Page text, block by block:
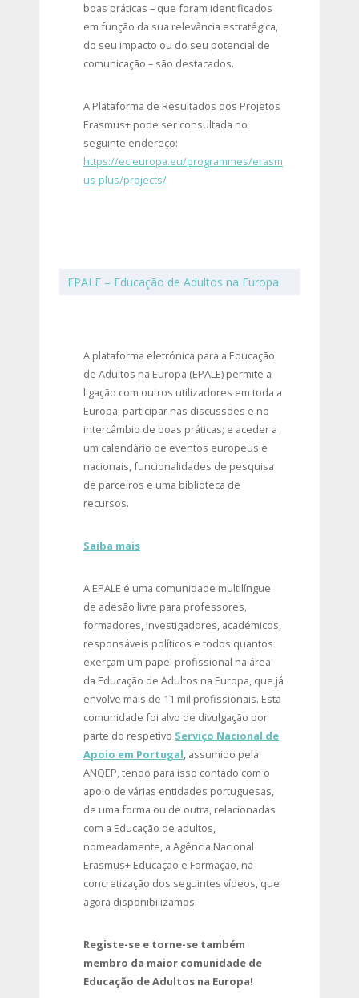
boas práticas – que foram identificados
em função da sua relevância estratégica,
do seu impacto ou do seu potencial de
comunicação – são destacados.
A Plataforma de Resultados dos Projetos
Erasmus+ pode ser consultada no
seguinte endereço:
https://ec.europa.eu/programmes/erasm
us-plus/projects/
EPALE – Educação de Adultos na Europa
A plataforma eletrónica para a Educação
de Adultos na Europa (EPALE) permite a
ligação com outros utilizadores em toda a
Europa; participar nas discussões e no
intercâmbio de boas práticas; e aceder a
um calendário de eventos europeus e
nacionais, funcionalidades de pesquisa
de parceiros e uma biblioteca de
recursos.
Saiba mais
A EPALE é uma comunidade multilíngue
de adesão livre para professores,
formadores, investigadores, académicos,
responsáveis políticos e todos quantos
exerçam um papel profissional na área
da Educação de Adultos na Europa, que já
envolve mais de 11 mil profissionais. Esta
comunidade foi alvo de divulgação por
parte do respetivo Serviço Nacional de
Apoio em Portugal, assumido pela
ANQEP, tendo para isso contado com o
apoio de várias entidades portuguesas,
de uma forma ou de outra, relacionadas
com a Educação de adultos,
nomeadamente, a Agência Nacional
Erasmus+ Educação e Formação, na
concretização dos seguintes vídeos, que
agora disponibilizamos.
Registe-se e torne-se também
membro da maior comunidade de
Educação de Adultos na Europa!